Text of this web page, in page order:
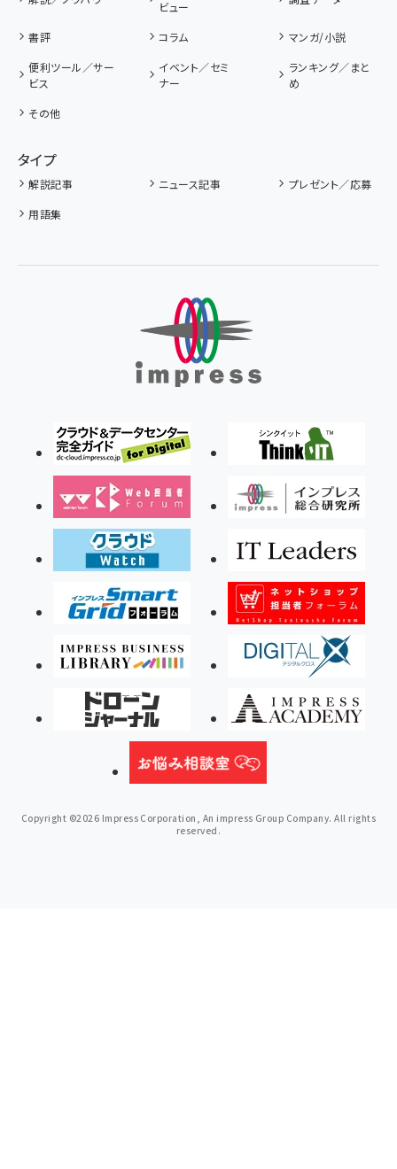
ビュー
書評 コラム
マンガ/小説
便利ツール／サー
ビス
イベント／セミ
ナー
ランキング／まと
め
その他
タイプ
解説記事 ニュース記事
プレゼント／応募
用語集
Copyright ©2026 Impress Corporation, An impress Group Company. All rights
reserved.